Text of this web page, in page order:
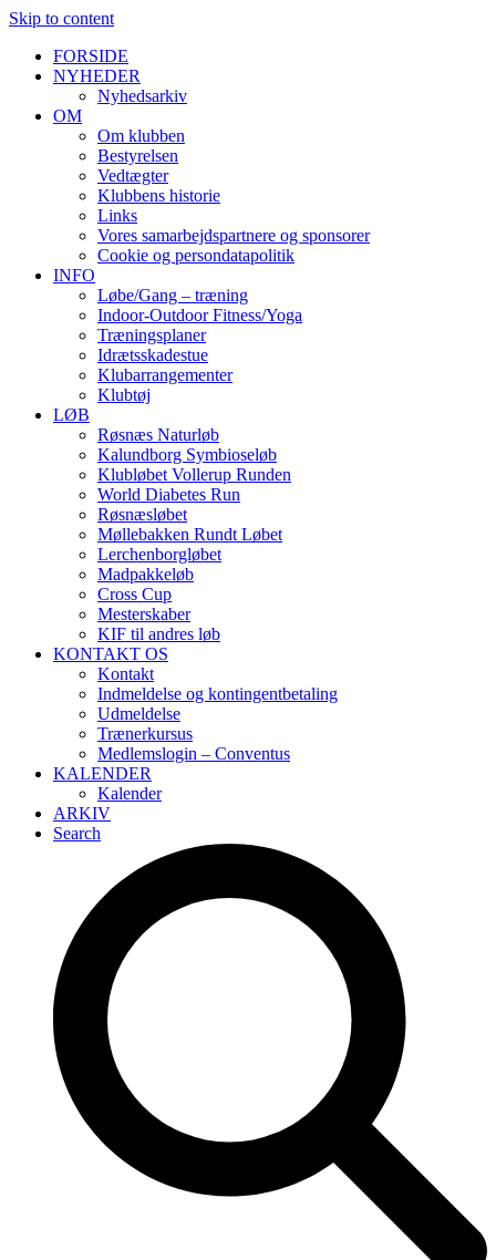
Skip to content
FORSIDE
NYHEDER
Nyhedsarkiv
OM
Om klubben
Bestyrelsen
Vedtægter
Klubbens historie
Links
Vores samarbejdspartnere og sponsorer
Cookie og persondatapolitik
INFO
Løbe/Gang – træning
Indoor-Outdoor Fitness/Yoga
Træningsplaner
Idrætsskadestue
Klubarrangementer
Klubtøj
LØB
Røsnæs Naturløb
Kalundborg Symbioseløb
Klubløbet Vollerup Runden
World Diabetes Run
Røsnæsløbet
Møllebakken Rundt Løbet
Lerchenborgløbet
Madpakkeløb
Cross Cup
Mesterskaber
KIF til andres løb
KONTAKT OS
Kontakt
Indmeldelse og kontingentbetaling
Udmeldelse
Trænerkursus
Medlemslogin – Conventus
KALENDER
Kalender
ARKIV
Search